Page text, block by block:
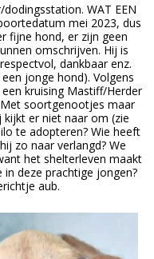
WAT EEN
mei 2023, dus
fijne hond, er zijn geen
omschrijven. Hij is
dankbaar enz.
jonge hond). Volgens
kruising Mastiff/Herder
soortgenootjes maar
er niet naar om (zie
te adopteren? Wie heeft
zo naar verlangd? We
het shelterleven maakt
deze prachtige jongen?
aub.